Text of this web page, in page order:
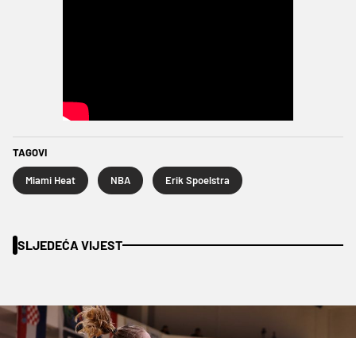
TAGOVI
Miami Heat NBA Erik Spoelstra
SLJEDEĆA VIJEST